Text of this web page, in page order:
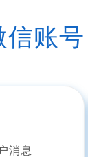
账
消息